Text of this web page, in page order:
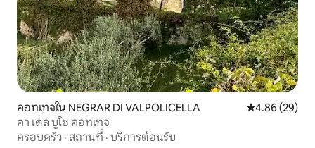
คอทเทจใน NEGRAR DI VALPOLICELLA คะแนนเฉลี่ย
4.86 (29)
คา เดล บูโซ คอทเทจ
ครอบครัว · สถานที่ · บริการต้อนรับ